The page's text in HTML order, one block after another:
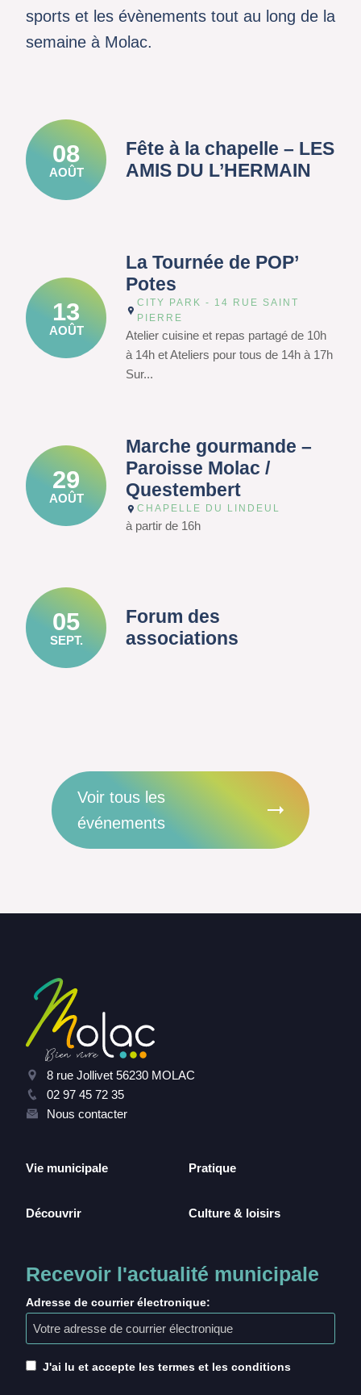
sports et les évènements tout au long de la
semaine à Molac.
08
AOÛT
Fête à la chapelle – LES
AMIS DU L’HERMAIN
13
AOÛT
La Tournée de POP’
Potes
CITY PARK - 14 RUE SAINT
PIERRE
Atelier cuisine et repas partagé de 10h
à 14h et Ateliers pour tous de 14h à 17h
Sur...
29
AOÛT
Marche gourmande –
Paroisse Molac /
Questembert
CHAPELLE DU LINDEUL
à partir de 16h
05
SEPT.
Forum des
associations
Voir tous les
événements
8 rue Jollivet 56230 MOLAC
02 97 45 72 35
Nous contacter
Vie municipale
Découvrir
Pratique
Culture & loisirs
Recevoir l'actualité municipale
Adresse de courrier électronique:
J'ai lu et accepte les termes et les conditions